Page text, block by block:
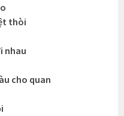
thòi
nhau
cho quan